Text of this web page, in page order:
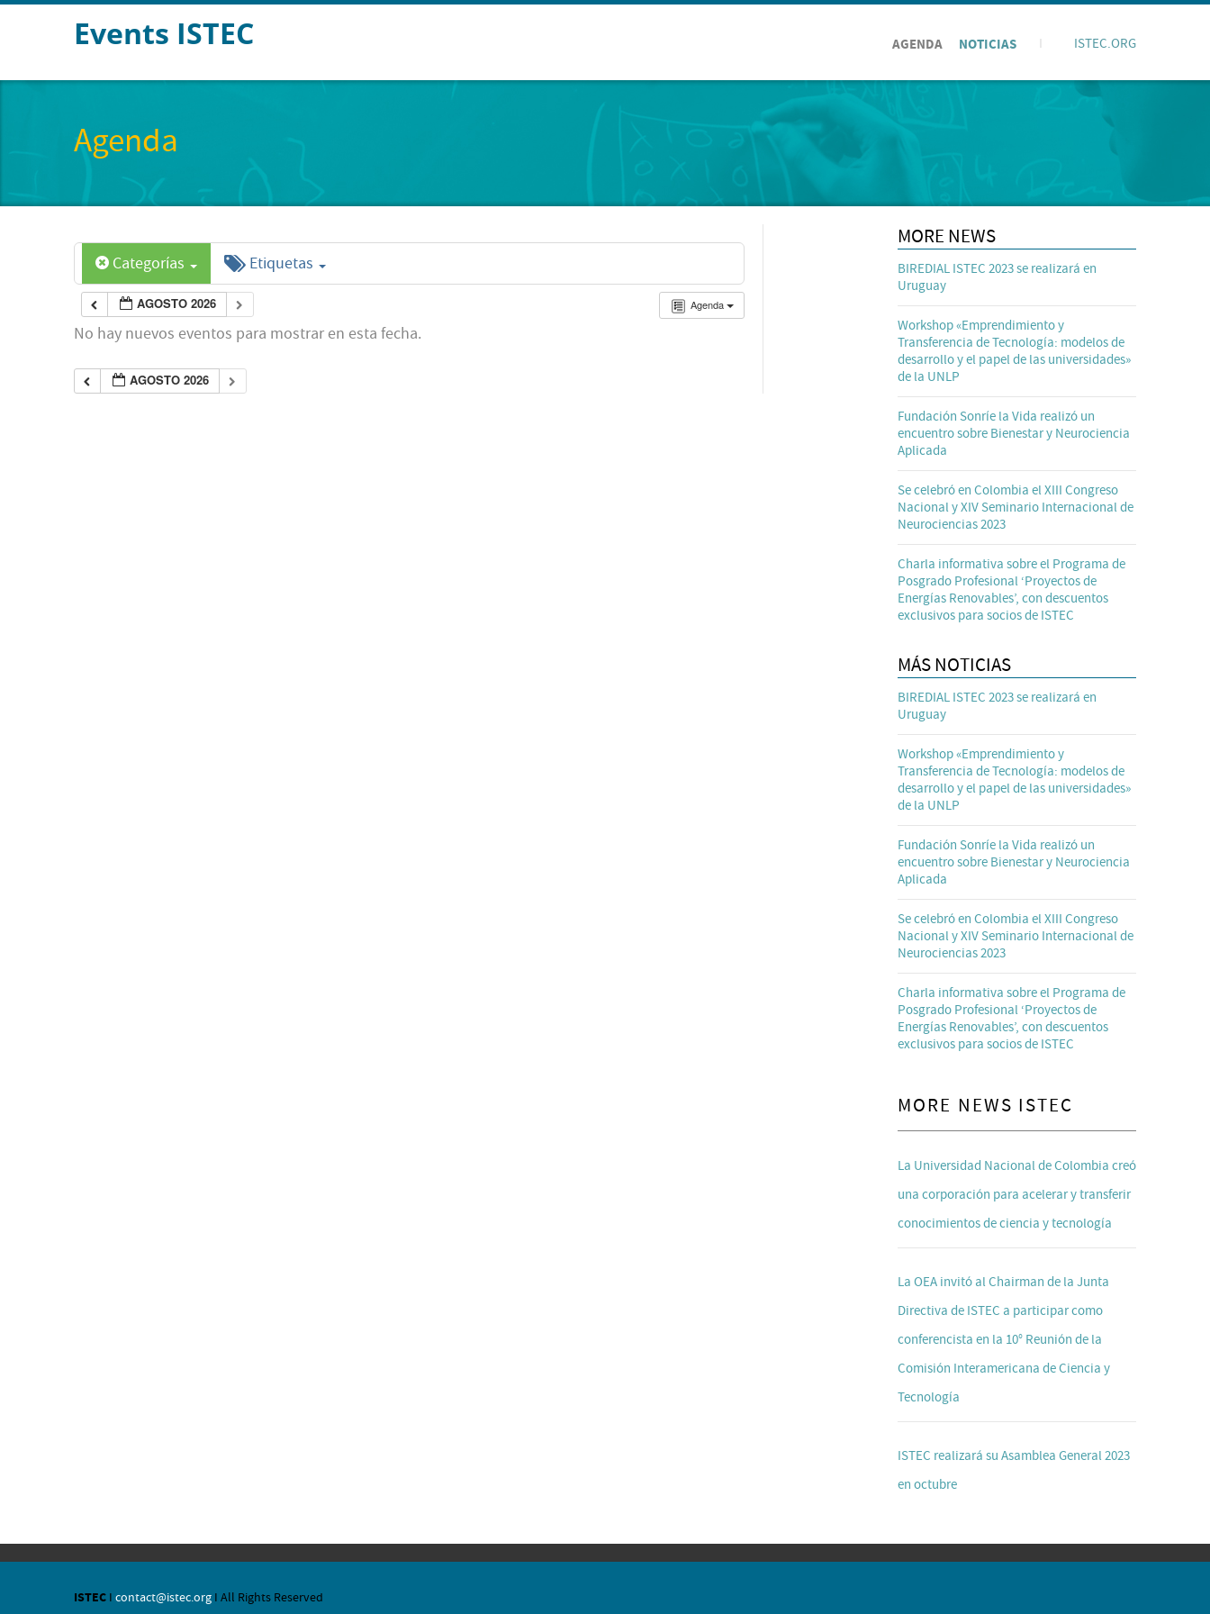
Events ISTEC AGENDA NOTICIAS ISTEC.ORG
Agenda
Categorías Etiquetas
Agenda
AGOSTO 2026
No hay nuevos eventos para mostrar en esta fecha.
AGOSTO 2026
MORE NEWS
BIREDIAL ISTEC 2023 se realizará en
Uruguay
Workshop «Emprendimiento y
Transferencia de Tecnología: modelos de
desarrollo y el papel de las universidades»
de la UNLP
Fundación Sonríe la Vida realizó un
encuentro sobre Bienestar y Neurociencia
Aplicada
Se celebró en Colombia el XIII Congreso
Nacional y XIV Seminario Internacional de
Neurociencias 2023
Charla informativa sobre el Programa de
Posgrado Profesional ‘Proyectos de
Energías Renovables’, con descuentos
exclusivos para socios de ISTEC
MÁS NOTICIAS
BIREDIAL ISTEC 2023 se realizará en
Uruguay
Workshop «Emprendimiento y
Transferencia de Tecnología: modelos de
desarrollo y el papel de las universidades»
de la UNLP
Fundación Sonríe la Vida realizó un
encuentro sobre Bienestar y Neurociencia
Aplicada
Se celebró en Colombia el XIII Congreso
Nacional y XIV Seminario Internacional de
Neurociencias 2023
Charla informativa sobre el Programa de
Posgrado Profesional ‘Proyectos de
Energías Renovables’, con descuentos
exclusivos para socios de ISTEC
MORE NEWS ISTEC
La Universidad Nacional de Colombia creó
una corporación para acelerar y transferir
conocimientos de ciencia y tecnología
La OEA invitó al Chairman de la Junta
Directiva de ISTEC a participar como
conferencista en la 10° Reunión de la
Comisión Interamericana de Ciencia y
Tecnología
ISTEC realizará su Asamblea General 2023
en octubre
ISTEC I contact@istec.org I All Rights Reserved